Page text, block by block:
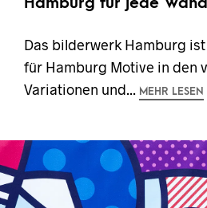
Das bilderwerk Hamburg
für Hamburg Motive in den
Variationen und... MEHR LESEN